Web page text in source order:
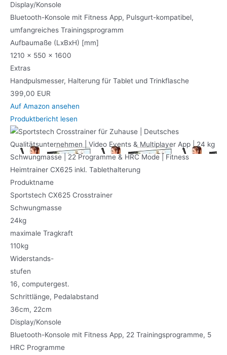
Display/Konsole
Bluetooth-Konsole mit Fitness App, Pulsgurt-kompatibel,
umfangreiches Trainingsprogramm
Aufbaumaße (LxBxH) [mm]
1210 x 550 x 1600
Extras
Handpulsmesser, Halterung für Tablet und Trinkflasche
399,00 EUR
Auf Amazon ansehen
Produktbericht lesen
Produktname
Sportstech CX625 Crosstrainer
Schwungmasse
24kg
maximale Tragkraft
110kg
Widerstands-
stufen
16, computergest.
Schrittlänge, Pedalabstand
36cm, 22cm
Display/Konsole
Bluetooth-Konsole mit Fitness App, 22 Trainingsprogramme, 5
HRC Programme